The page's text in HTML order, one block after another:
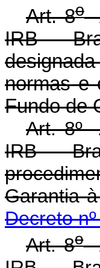
Art. 8o
IRB -
normas e
Fundo de
Art. 8º
IRB -
Decreto
Art. 8o